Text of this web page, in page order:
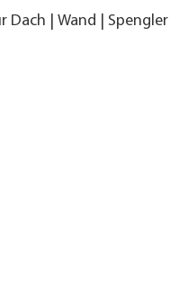
Dach | Wand | Spengler